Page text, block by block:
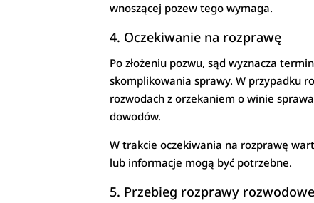
wnoszącej pozew tego wymaga.
4. Oczekiwanie na rozprawę
Po złożeniu pozwu, sąd wyznacza
skomplikowania sprawy. W przypadku
rozwodach z orzekaniem o winie
dowodów.
W trakcie oczekiwania na rozprawę
lub informacje mogą być potrzebne.
5. Przebieg rozprawy